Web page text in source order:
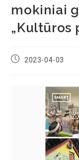
mokiniai
„Kultūros
2023-04-03